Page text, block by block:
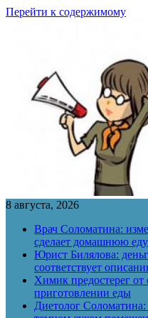
Перейти к содержимому
8 августа, 2026
Врач Соломатина:
сделает домашнюю еду
Юрист Билялова:
соответствует
Химик предостерег
приготовлении еды
Диетолог